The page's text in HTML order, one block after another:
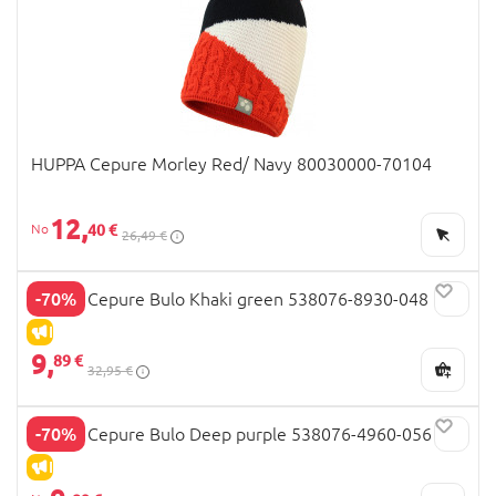
HUPPA Cepure Morley Red/ Navy 80030000-70104
12,40 € 26,49 €
-70%
IZPĀRDOŠANA
REIMA Cepure Bulo Khaki green 538076-8930-048
9,89 €
32,95 €
-70%
IZPĀRDOŠANA
REIMA Cepure Bulo Deep purple 538076-4960-056